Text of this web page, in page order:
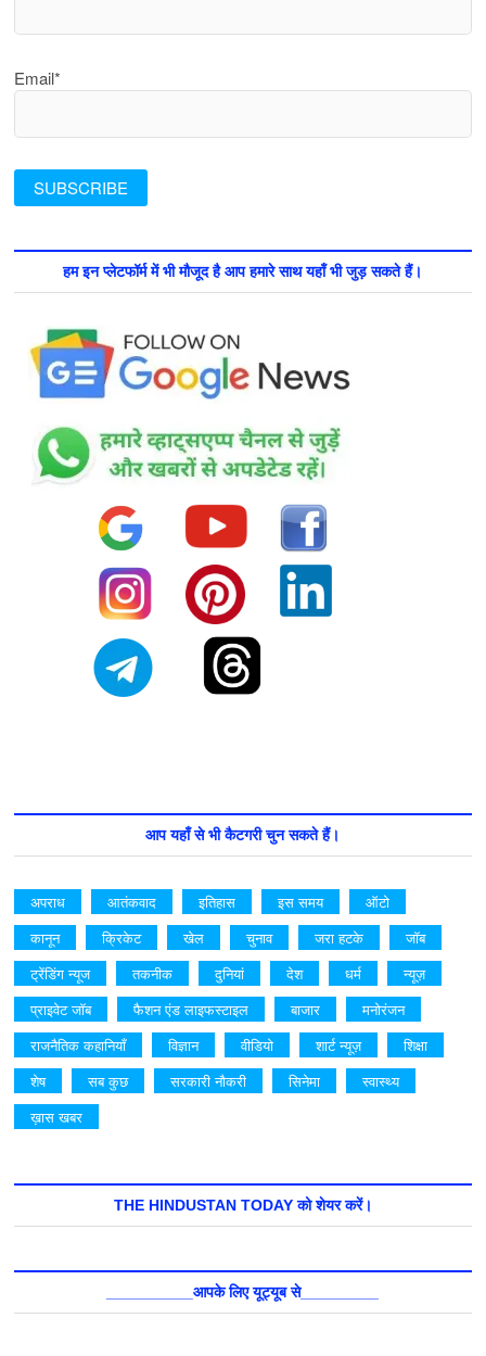
Email*
हम इन प्लेटफॉर्म में भी मौजूद है आप हमारे साथ यहाँ भी जुड़ सकते हैं।
आप यहाँ से भी कैटगरी चुन सकते हैं।
अपराध आतंकवाद इतिहास इस समय
ऑटो
कानून
क्रिकेट खेल चुनाव जरा हटके
जॉब
ट्रेंडिंग न्यूज
तकनीक दुनियां देश धर्म
न्यूज़
प्राइवेट जॉब
फैशन एंड लाइफस्टाइल बाजार
मनोरंजन
राजनैतिक कहानियाँ
विज्ञान वीडियो शार्ट न्यूज़
शिक्षा
शेष
सब कुछ सरकारी नौकरी सिनेमा
स्वास्थ्य
ख़ास खबर
THE HINDUSTAN TODAY को शेयर करें।
__________आपके लिए यूट्यूब से_________